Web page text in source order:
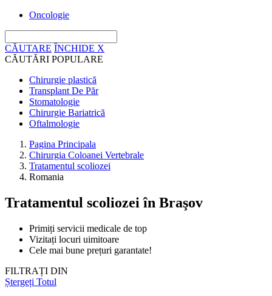
Oncologie
CĂUTARE ÎNCHIDE X
CĂUTĂRI POPULARE
Chirurgie plastică
Transplant De Păr
Stomatologie
Chirurgie Bariatrică
Oftalmologie
Pagina Principala
Chirurgia Coloanei Vertebrale
Tratamentul scoliozei
Romania
Tratamentul scoliozeiîn Braşov
Primiți servicii medicale de top
Vizitați locuri uimitoare
Cele mai bune prețuri garantate!
FILTRAȚI DIN
Ștergeți Totul